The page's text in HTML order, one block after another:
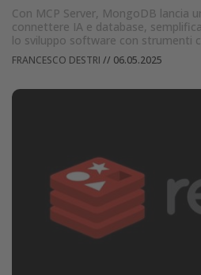
Con MCP Server, MongoDB lancia
connettere IA e database,
lo sviluppo software con strumenti
FRANCESCO DESTRI // 06.05.2025